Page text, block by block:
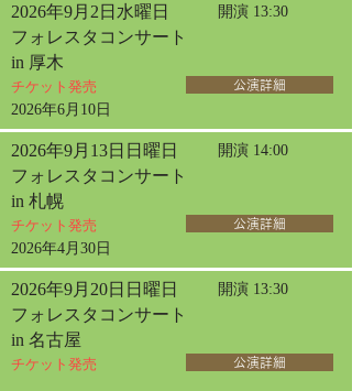
2026年9月2日水曜日 開演 13:30
フォレスタコンサート
in 厚木
チケット発売
2026年6月10日
公演詳細
2026年9月13日日曜日 開演 14:00
フォレスタコンサート
in 札幌
チケット発売
2026年4月30日
公演詳細
2026年9月20日日曜日 開演 13:30
フォレスタコンサート
in 名古屋
チケット発売 公演詳細